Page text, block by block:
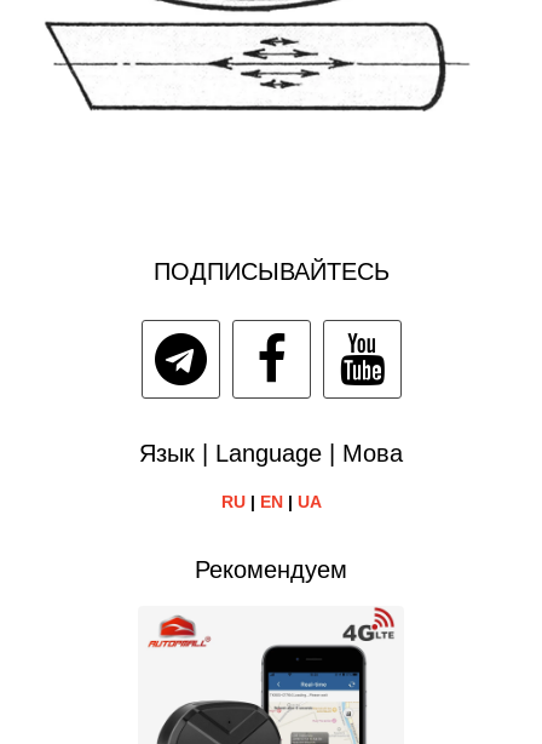
ПОДПИСЫВАЙТЕСЬ
Язык | Language | Мова
RU| EN| UA
Рекомендуем